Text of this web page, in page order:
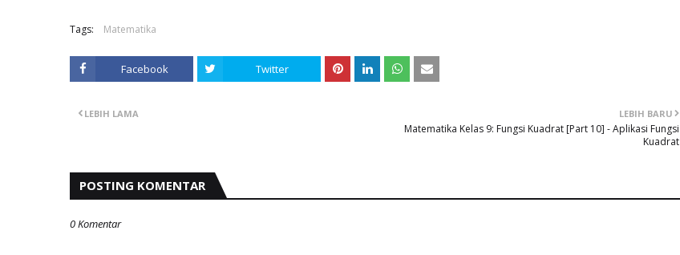
Tags: Matematika
Facebook Twitter
LEBIH BARU
Matematika Kelas 9: Fungsi Kuadrat [Part 10] - Aplikasi Fungsi
Kuadrat
LEBIH LAMA
POSTING KOMENTAR
0 Komentar